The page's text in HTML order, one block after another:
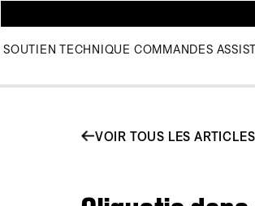
SOUTIEN TECHNIQUE COMMANDES
VOIR TOUS LES ARTICLES